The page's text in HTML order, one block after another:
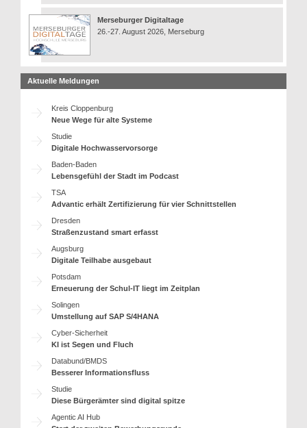
Merseburger Digitaltage
26.-27. August 2026, Merseburg
Aktuelle Meldungen
Kreis Cloppenburg
Neue Wege für alte Systeme
Studie
Digitale Hochwasservorsorge
Baden-Baden
Lebensgefühl der Stadt im Podcast
TSA
Advantic erhält Zertifizierung für vier Schnittstellen
Dresden
Straßenzustand smart erfasst
Augsburg
Digitale Teilhabe ausgebaut
Potsdam
Erneuerung der Schul-IT liegt im Zeitplan
Solingen
Umstellung auf SAP S/4HANA
Cyber-Sicherheit
KI ist Segen und Fluch
Databund/BMDS
Besserer Informationsfluss
Studie
Diese Bürgerämter sind digital spitze
Agentic AI Hub